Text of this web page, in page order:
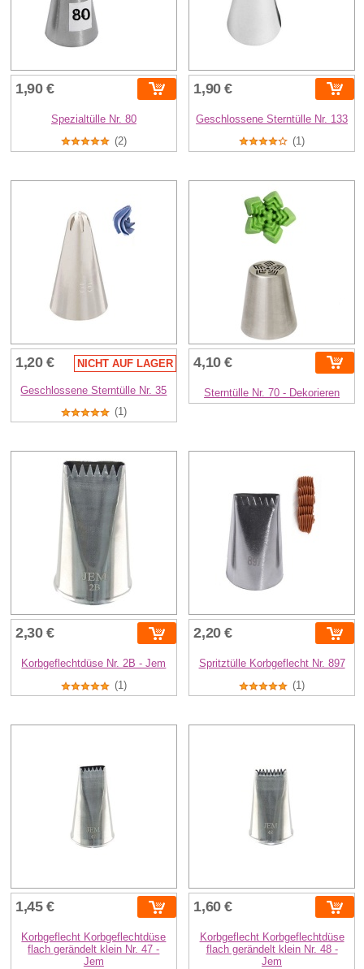
1,90 €
Spezialtülle Nr. 80
(2)
1,90 €
Geschlossene Sterntülle Nr. 133
(1)
1,20 € NICHT AUF LAGER
Geschlossene Sterntülle Nr. 35
(1)
4,10 €
Sterntülle Nr. 70 - Dekorieren
2,30 €
Korbgeflechtdüse Nr. 2B - Jem
(1)
2,20 €
Spritztülle Korbgeflecht Nr. 897
(1)
1,45 €
Korbgeflecht Korbgeflechtdüse
flach gerändelt klein Nr. 47 -
Jem
1,60 €
Korbgeflecht Korbgeflechtdüse
flach gerändelt klein Nr. 48 -
Jem